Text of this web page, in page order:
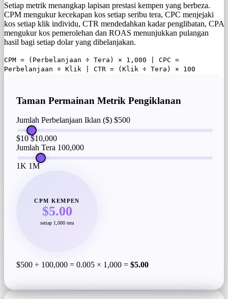
Setiap metrik menangkap lapisan prestasi kempen yang berbeza.
CPM mengukur kecekapan kos setiap seribu tera, CPC menjejaki
kos setiap klik individu, CTR mendedahkan kadar penglibatan, CPA
mengukur kos pemerolehan dan ROAS menunjukkan pulangan
hasil bagi setiap dolar yang dibelanjakan.
CPM = (Perbelanjaan ÷ Tera) × 1,000 | CPC =
Perbelanjaan ÷ Klik | CTR = (Klik ÷ Tera) × 100
Taman Permainan Metrik Pengiklanan
Jumlah Perbelanjaan Iklan ($) $500
$10 $10,000
Jumlah Tera 100,000
1K 1M
CPM KEMPEN
$5.00
setiap 1,000 tera
$500 ÷ 100,000 = 0.005 × 1,000 = $5.00